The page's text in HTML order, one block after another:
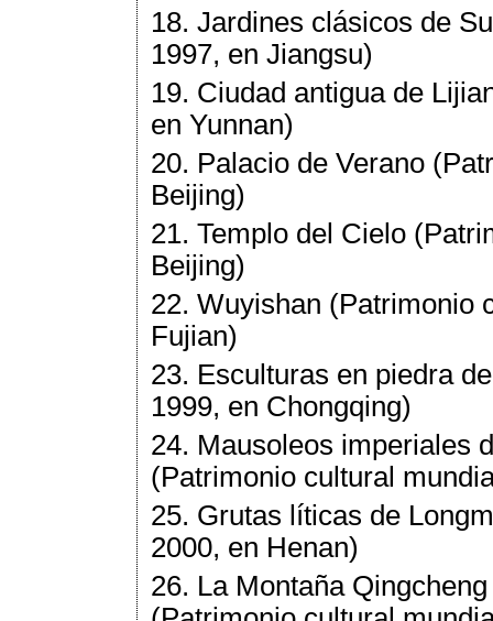
18. Jardines clásicos de
1997, en Jiangsu)
19. Ciudad antigua de
en Yunnan)
20. Palacio de Verano
Beijing)
21. Templo del Cielo
Beijing)
22. Wuyishan (Patrimonio
Fujian)
23. Esculturas en piedra
1999, en Chongqing)
24. Mausoleos imperiales
(Patrimonio cultural
25. Grutas líticas de
2000, en Henan)
26. La Montaña